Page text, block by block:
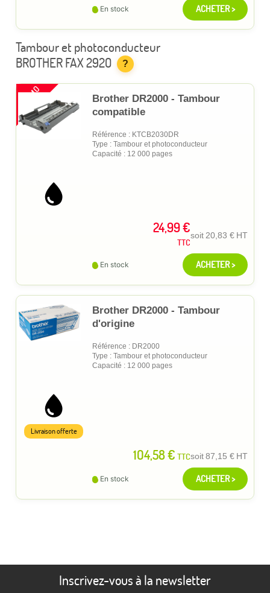
En stock ACHETER >
Tambour et photoconducteur
BROTHER FAX 2920
?
PROMO
Brother DR2000 - Tambour
compatible
Référence : KTCB2030DR
Type : Tambour et photoconducteur
Capacité : 12 000 pages
24,99 €
TTC
soit20,83 € HT
En stock ACHETER >
Brother DR2000 - Tambour
d'origine
Référence : DR2000
Type : Tambour et photoconducteur
Capacité : 12 000 pages
104,58 € TTCsoit87,15 € HT
Livraison offerte
En stock ACHETER >
Inscrivez-vous à la newsletter